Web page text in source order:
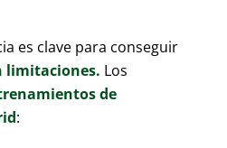
es clave para conseguir
limitaciones. Los
de
: